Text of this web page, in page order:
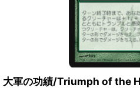
大軍の功績/Triumph of the